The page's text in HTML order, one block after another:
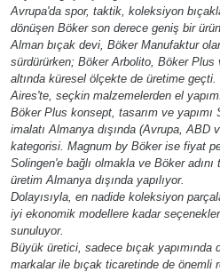
Avrupa'da spor, taktik, koleksiyon
dönüşen Böker son derece geniş bir
Alman bıçak devi, Böker Manufaktur
sürdürürken; Böker Arbolito, Böker
altında küresel ölçekte de üretime
Aires'te, seçkin malzemelerden el
Böker Plus konsept, tasarım ve
imalatı Almanya dışında (Avrupa, ABD
kategorisi. Magnum by Böker ise fiyat
Solingen'e bağlı olmakla ve Böker
üretim Almanya dışında yapılıyor.
Dolayısıyla, en nadide koleksiyon
iyi ekonomik modellere kadar
sunuluyor.
Büyük üretici, sadece bıçak yapımında
markalar ile bıçak ticaretinde de önemli